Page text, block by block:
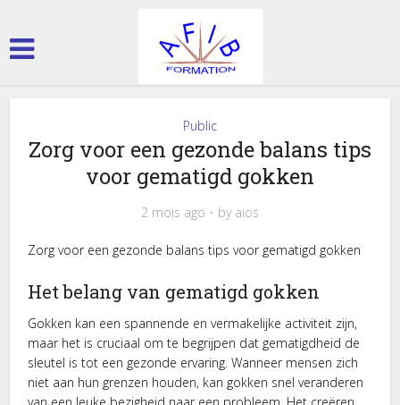
Public
Zorg voor een gezonde balans tips
voor gematigd gokken
2 mois ago by aios
Zorg voor een gezonde balans tips voor gematigd gokken
Het belang van gematigd gokken
Gokken kan een spannende en vermakelijke activiteit zijn,
maar het is cruciaal om te begrijpen dat gematigdheid de
sleutel is tot een gezonde ervaring. Wanneer mensen zich
niet aan hun grenzen houden, kan gokken snel veranderen